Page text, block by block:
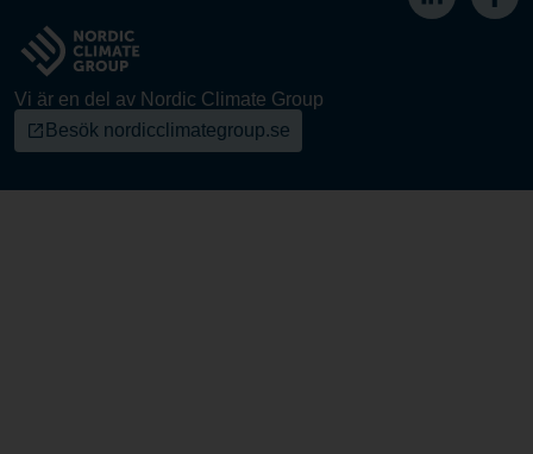
Vi är en del av Nordic Climate Group
Besök nordicclimategroup.se